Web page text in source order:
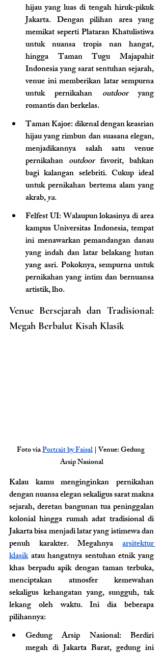
hijau yang luas di tengah hiruk-pikuk
Jakarta. Dengan pilihan area yang
memikat seperti Plataran Khatulistiwa
untuk nuansa tropis nan hangat,
hingga Taman Tugu Majapahit
Indonesia yang sarat sentuhan sejarah,
venue ini memberikan latar sempurna
untuk pernikahan outdoor yang
romantis dan berkelas.
Taman Kajoe: dikenal dengan keasrian
hijau yang rimbun dan suasana elegan,
menjadikannya salah satu venue
pernikahan outdoor favorit, bahkan
bagi kalangan selebriti. Cukup ideal
untuk pernikahan bertema alam yang
akrab, ya.
Felfest UI: Walaupun lokasinya di area
kampus Universitas Indonesia, tempat
ini menawarkan pemandangan danau
yang indah dan latar belakang hutan
yang asri. Pokoknya, sempurna untuk
pernikahan yang intim dan bernuansa
artistik, lho.
Venue Bersejarah dan Tradisional:
Megah Berbalut Kisah Klasik
Foto via Portrait by Faisal | Venue: Gedung
Arsip Nasional
Kalau kamu menginginkan pernikahan
dengan nuansa elegan sekaligus sarat makna
sejarah, deretan bangunan tua peninggalan
kolonial hingga rumah adat tradisional di
Jakarta bisa menjadi latar yang istimewa dan
penuh karakter. Megahnya arsitektur
klasik atau hangatnya sentuhan etnik yang
khas berpadu apik dengan taman terbuka,
menciptakan atmosfer kemewahan
sekaligus kehangatan yang, sungguh, tak
lekang oleh waktu. Ini dia beberapa
pilihannya:
Gedung Arsip Nasional: Berdiri
megah di Jakarta Barat, gedung ini